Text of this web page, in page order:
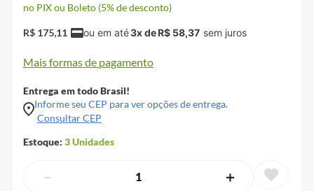
no PIX ou Boleto (5% de desconto)
R$ 175,11 3x deR$ 58,37
Mais formas de pagamento
Entrega em todo Brasil!
Informe seu CEP para ver opções de entrega.
Consultar CEP
Estoque: 3Unidades
＋
－